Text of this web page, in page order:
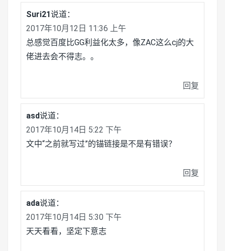
Suri21说道：
2017年10月12日 11:36 上午
总感觉百度比GG利益化太多，像ZAC这么cj的大
佬进去会不得志。。
回复
asd说道：
2017年10月14日 5:22 下午
文中“之前就写过”的锚链接是不是有错误？
回复
ada说道：
2017年10月14日 5:30 下午
天天看看，坚定下意志